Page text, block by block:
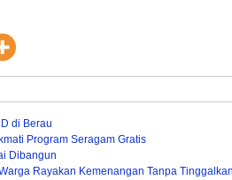
di Berau
Program Seragam Gratis
Dibangun
Rayakan Kemenangan Tanpa